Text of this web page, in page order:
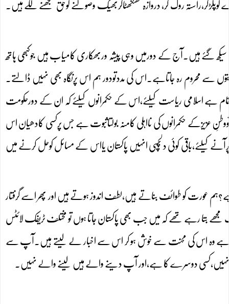
روک کر، دروازہ کھٹکھٹاکربھیک وصولنے کوحق سمجھنے لگے ہیں۔
سیکھ گئے ہیں۔آج کے دورمیں وہی پیشہ وربھکاری کامیاب ہیں جوکبھی ہاتھ
سے محروم رہ جاتاہے۔اس کی مددتودور ہم اس پرنگاہ بھی نہیں ڈالتے۔
ہے اسلامی ریاست کیلئے،اس کے حکمرانوں کیلئے کہ ان کے دورحکومت
عزیزکے حکمرانوں کی نااہلی کامنہ بولتاثبوت ہے جس پرکسی کادھیان اس
کیلئے،باقی کوئی دلچسپی انہیں پاکستان یااس کے مسائل کوحل کرنے میں
عورت کو طوائف بناتے ہیں،لطف اندوز ہوتے ہیں اور پھر اسے گرفتار
بتا رہے تھے کہ میں جب بھی پاکستان جاتا ہوں تو مختلف ٹریفک لائٹس
بیچ رہا ہے وہ اس کی محنت سے خوش ہو کر اس سے اخبار لے لیتے ہیں۔آپ سے
کا نہیں،کسی دوسرے کا ہے،اور آپ دینے والے ہیں لینے والے نہیں۔